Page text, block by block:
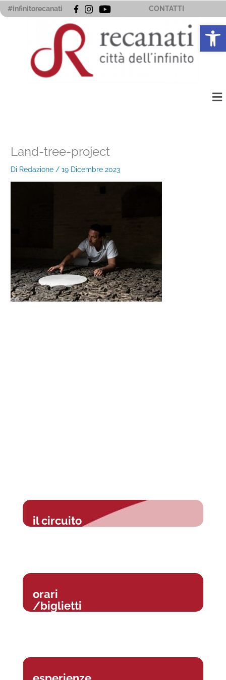
Vai
al
#infinitorecanati CONTATTI
Land-tree-project
Di Redazione /19 Dicembre 2023
il circuito
orari
/biglietti
Apri la